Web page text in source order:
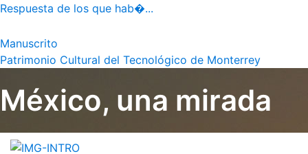
Respuesta de los que hab�...
Manuscrito
Patrimonio Cultural del Tecnológico de Monterrey
México, una mirada